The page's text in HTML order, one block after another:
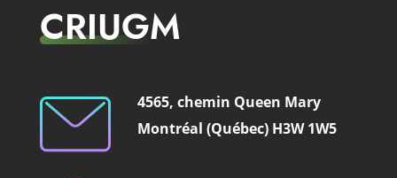
CRIUGM
4565, chemin Queen Mary
Montréal (Québec) H3W 1W5